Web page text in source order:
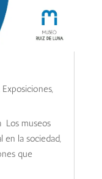
Exposiciones,
Los museos
en la sociedad,
que